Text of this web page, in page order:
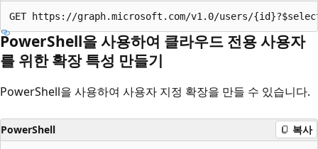
PowerShell을 사용하여 클라우드 전용 사용자
를 위한 확장 특성 만들기
PowerShell을 사용하여 사용자 지정 확장을 만들 수 있습니다.
PowerShell 복사